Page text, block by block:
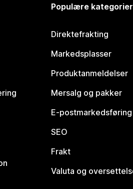
Populære kategorier
Direktefrakting
Markedsplasser
Produktanmeldelser
Mersalg og pakker
E-postmarkedsføring
SEO
Frakt
Valuta og